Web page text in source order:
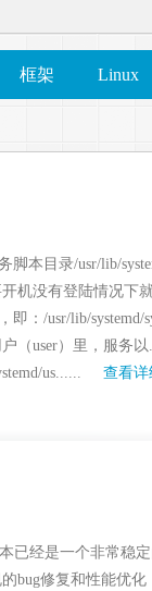
框架 Linux
脚本目录/usr/lib/
机没有登陆情况下
，即：/usr/lib/
（user）里，服务以
us......
查看详
已经是一个非常稳
bug修复和性能优